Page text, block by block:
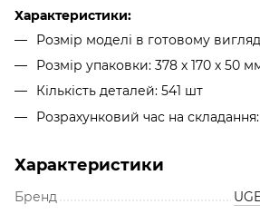
Характеристики:
Розмір моделі в готовому
Розмір упаковки: 378 х 170 х 50
Кількість деталей: 541 шт
Розрахунковий час на
Характеристики
Бренд